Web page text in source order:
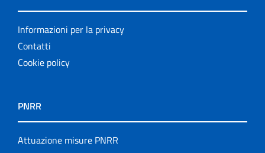
Informazioni per la privacy
Contatti
Cookie policy
PNRR
Attuazione misure PNRR